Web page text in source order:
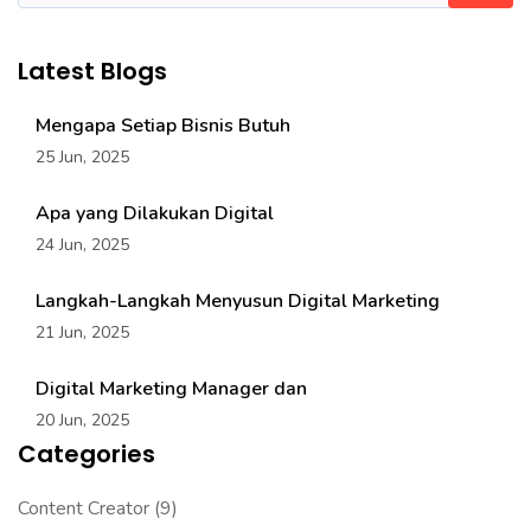
Latest Blogs
Mengapa Setiap Bisnis Butuh
25 Jun, 2025
Apa yang Dilakukan Digital
24 Jun, 2025
Langkah-Langkah Menyusun Digital Marketing
21 Jun, 2025
Digital Marketing Manager dan
20 Jun, 2025
Categories
Content Creator (9)